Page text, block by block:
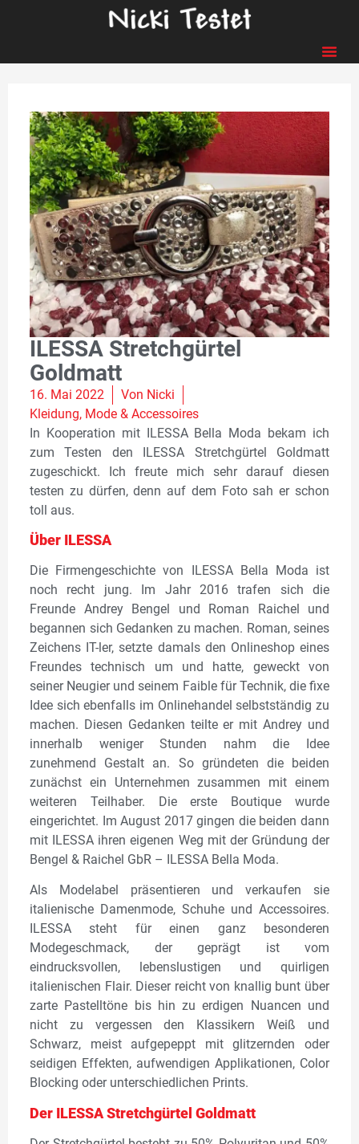
ILESSA Stretchgürtel
Goldmatt
16. Mai 2022 Von Nicki
Kleidung, Mode & Accessoires
In Kooperation mit ILESSA Bella Moda bekam ich
zum Testen den ILESSA Stretchgürtel Goldmatt
zugeschickt. Ich freute mich sehr darauf diesen
testen zu dürfen, denn auf dem Foto sah er schon
toll aus.
Über ILESSA
Die Firmengeschichte von ILESSA Bella Moda ist
noch recht jung. Im Jahr 2016 trafen sich die
Freunde Andrey Bengel und Roman Raichel und
begannen sich Gedanken zu machen. Roman, seines
Zeichens IT-ler, setzte damals den Onlineshop eines
Freundes technisch um und hatte, geweckt von
seiner Neugier und seinem Faible für Technik, die fixe
Idee sich ebenfalls im Onlinehandel selbstständig zu
machen. Diesen Gedanken teilte er mit Andrey und
innerhalb weniger Stunden nahm die Idee
zunehmend Gestalt an. So gründeten die beiden
zunächst ein Unternehmen zusammen mit einem
weiteren Teilhaber. Die erste Boutique wurde
eingerichtet. Im August 2017 gingen die beiden dann
mit ILESSA ihren eigenen Weg mit der Gründung der
Bengel & Raichel GbR – ILESSA Bella Moda.
Als Modelabel präsentieren und verkaufen sie
italienische Damenmode, Schuhe und Accessoires.
ILESSA steht für einen ganz besonderen
Modegeschmack, der geprägt ist vom
eindrucksvollen, lebenslustigen und quirligen
italienischen Flair. Dieser reicht von knallig bunt über
zarte Pastelltöne bis hin zu erdigen Nuancen und
nicht zu vergessen den Klassikern Weiß und
Schwarz, meist aufgepeppt mit glitzernden oder
seidigen Effekten, aufwendigen Applikationen, Color
Blocking oder unterschiedlichen Prints.
Der ILESSA Stretchgürtel Goldmatt